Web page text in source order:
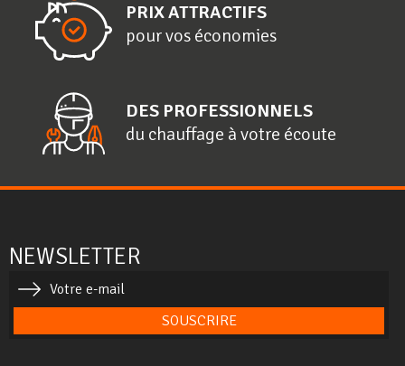
PRIX ATTRACTIFS
pour vos économies
DES PROFESSIONNELS
du chauffage à votre écoute
NEWSLETTER
SOUSCRIRE